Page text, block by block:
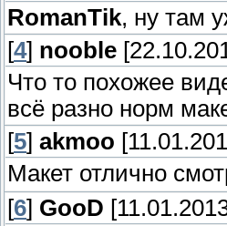
RomanTik, ну там
[4] nooble
Что то похожее
всё разно норм
[5] akmoo
Макет отлично
[6] GooD